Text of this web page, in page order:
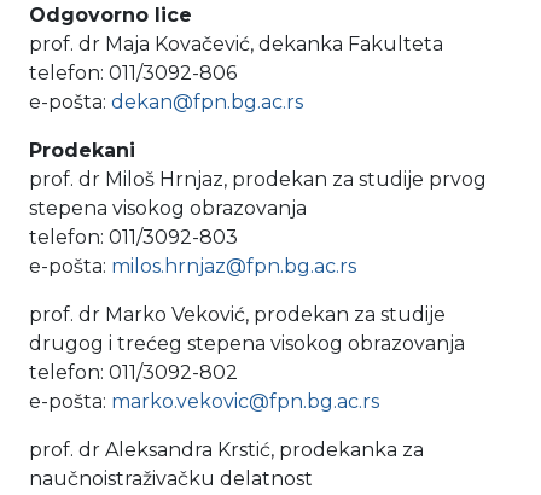
Odgovorno lice
prof. dr Maja Kovačević, dekanka Fakulteta
telefon: 011/3092-806
e-pošta: dekan@fpn.bg.ac.rs
Prodekani
prof. dr Miloš Hrnjaz, prodekan za studije prvog
stepena visokog obrazovanja
telefon: 011/3092-803
e-pošta: milos.hrnjaz@fpn.bg.ac.rs
prof. dr Marko Veković, prodekan za studije
drugog i trećeg stepena visokog obrazovanja
telefon: 011/3092-802
e-pošta: marko.vekovic@fpn.bg.ac.rs
prof. dr Aleksandra Krstić, prodekanka za
naučnoistraživačku delatnost